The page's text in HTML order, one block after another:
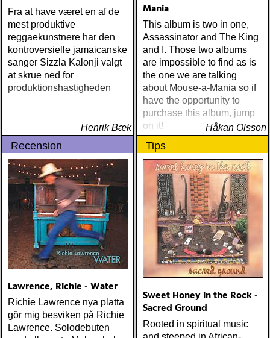
Fra at have været en af de
mest produktive
reggaekunstnere har den
kontroversielle jamaicanske
sanger Sizzla Kalonji valgt
at skrue ned for
produktionshastigheden
Henrik Bæk
Mania
This album is two in one,
Assassinator and The King
and I. Those two albums
are impossible to find as is
the one we are talking
about Mouse-a-Mania so if
have the opportunity to
purchase this album, jump
on it!
Håkan Olsson
Recension
Lawrence, Richie - Water
Richie Lawrence nya platta
gör mig besviken på Richie
Lawrence. Solodebuten
Tips
Sweet Honey in the Rock -
Sacred Ground
Rooted in spiritual music